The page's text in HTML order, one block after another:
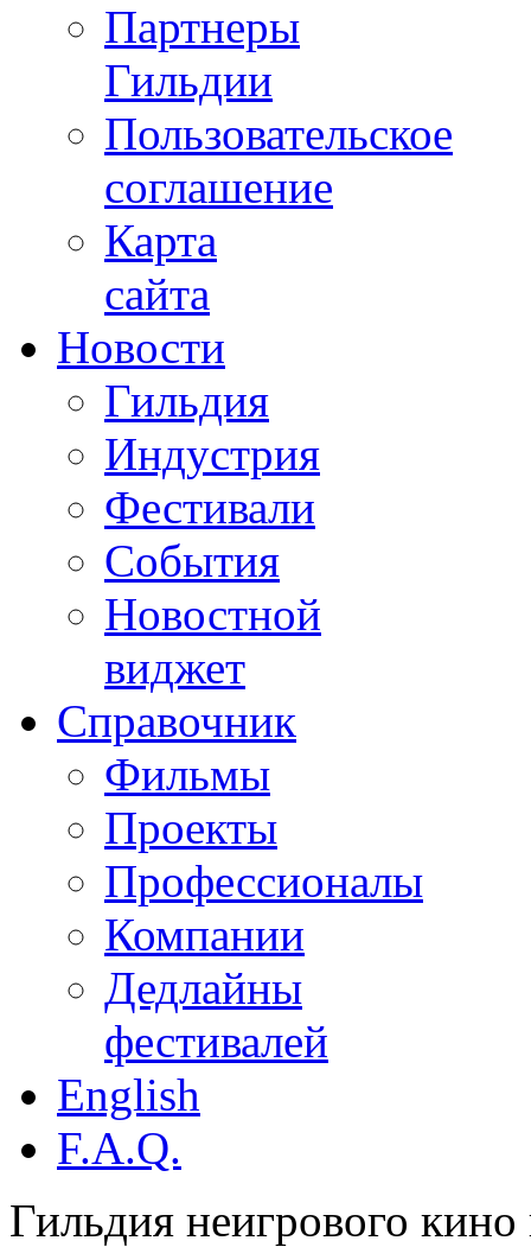
Партнеры
Гильдии
Пользовательское
соглашение
Карта
сайта
Новости
Гильдия
Индустрия
Фестивали
События
Новостной
виджет
Справочник
Фильмы
Проекты
Профессионалы
Компании
Дедлайны
фестивалей
English
F.A.Q.
Гильдия неигрового кино